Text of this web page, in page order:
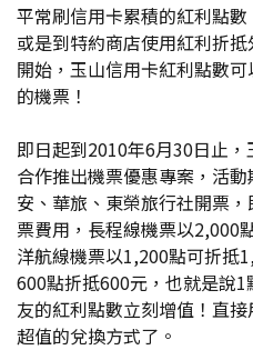
平常刷信用卡累積的紅利點
或是到特約商店使用紅利折
開始，玉山信用卡紅利點數
的機票！
即日起到2010年6月30日止
合作推出機票優惠專案，活
安、華旅、東榮旅行社開票
票費用，長程線機票以2,000
洋航線機票以1,200點可折抵
600點折抵600元，也就是說
友的紅利點數立刻增值！直
超值的兌換方式了。